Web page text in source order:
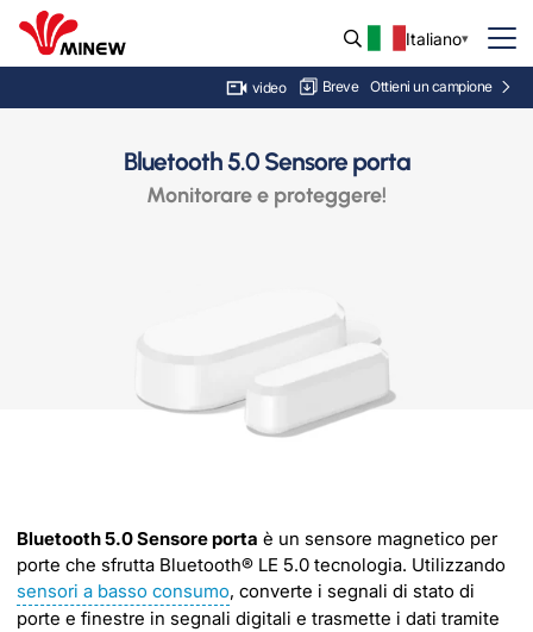
Italiano
video Breve Ottieni un campione
Bluetooth 5.0 Sensore porta
Monitorare e proteggere!
Bluetooth 5.0 Sensore porta è un sensore magnetico per
porte che sfrutta Bluetooth® LE 5.0 tecnologia. Utilizzando
sensori a basso consumo, converte i segnali di stato di
porte e finestre in segnali digitali e trasmette i dati tramite